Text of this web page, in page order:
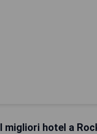
I migliori hotel a